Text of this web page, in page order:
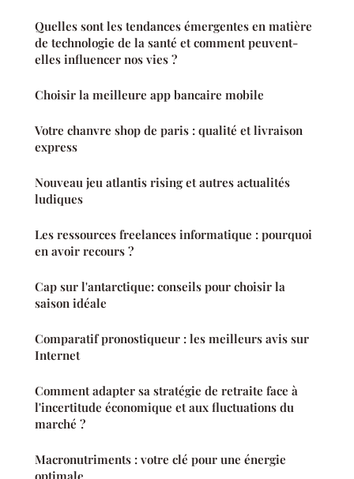
Quelles sont les tendances émergentes en matière
de technologie de la santé et comment peuvent-
elles influencer nos vies ?
Choisir la meilleure app bancaire mobile
Votre chanvre shop de paris : qualité et livraison
express
Nouveau jeu atlantis rising et autres actualités
ludiques
Les ressources freelances informatique : pourquoi
en avoir recours ?
Cap sur l'antarctique: conseils pour choisir la
saison idéale
Comparatif pronostiqueur : les meilleurs avis sur
Internet
Comment adapter sa stratégie de retraite face à
l'incertitude économique et aux fluctuations du
marché ?
Macronutriments : votre clé pour une énergie